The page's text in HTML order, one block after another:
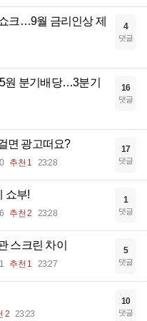
크…9월 금리인상 제
4
댓글
원 분기배당…3분기
16
댓글
면 광고떠요?
추천 1 23:28
17
댓글
쇼부!
추천 2 23:28
1
댓글
스크린 차이
추천 1 23:27
5
댓글
2 23:23
10
댓글